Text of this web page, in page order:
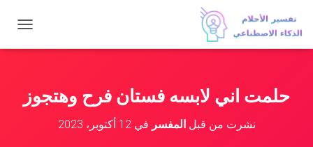
ب
حلمت اني لابسه فستان فرح وهتجوز
نشرت من قبلالمفسر في12 أكتوبر، 2023